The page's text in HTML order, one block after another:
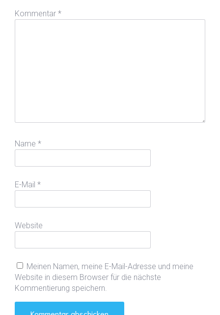
Kommentar *
Name *
E-Mail *
Website
Meinen Namen, meine E-Mail-Adresse und meine
Website in diesem Browser für die nächste
Kommentierung speichern.